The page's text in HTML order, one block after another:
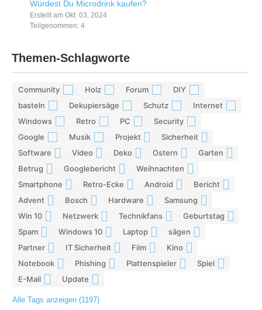
Würdest Du Microdrink kaufen?
Erstellt am Okt. 03, 2024
Teilgenommen: 4
Themen-Schlagworte
Community Holz Forum DIY
basteln Dekupiersäge Schutz Internet
Windows Retro PC Security
Google Musik Projekt Sicherheit
Software Video Deko Ostern Garten
Betrug Googlebericht Weihnachten
Smartphone Retro-Ecke Android Bericht
Advent Bosch Hardware Samsung
Win 10 Netzwerk Technikfans Geburtstag
Spam Windows 10 Laptop sägen
Partner IT Sicherheit Film Kino
Notebook Phishing Plattenspieler Spiel
E-Mail Update
Alle Tags anzeigen (1197)